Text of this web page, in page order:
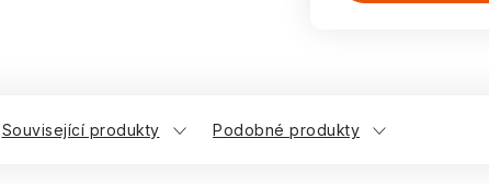
Související produkty Podobné produkty